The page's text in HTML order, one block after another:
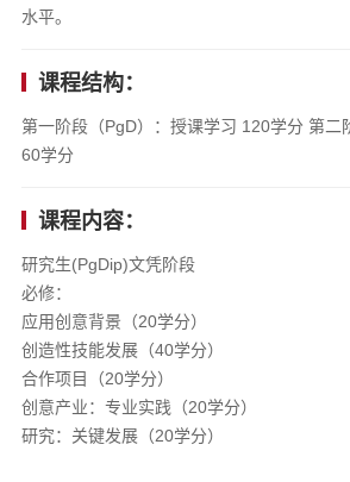
水平。
课程结构：
第一阶段（PgD）：授课学习 120学分 第二
60学分
课程内容：
研究生(PgDip)文凭阶段
必修：
应用创意背景（20学分）
创造性技能发展（40学分）
合作项目（20学分）
创意产业：专业实践（20学分）
研究：关键发展（20学分）